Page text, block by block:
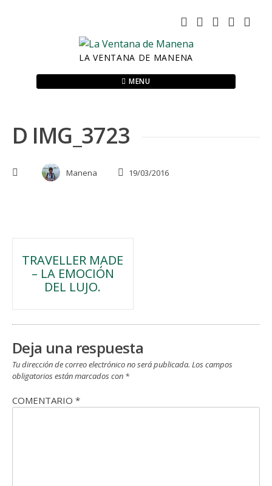
LA VENTANA DE MANENA
MENU
D IMG_3723
Manena 19/03/2016
Navegación
de
entradas
TRAVELLER MADE
– LA EMOCIÓN
DEL LUJO.
Deja una respuesta
Tu dirección de correo electrónico no será publicada. Los campos
obligatorios están marcados con *
COMENTARIO *